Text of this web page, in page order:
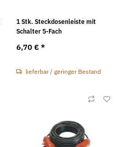
1 Stk. Steckdosenleiste mit
Schalter 5-Fach
6,70 € *
lieferbar / geringer Bestand